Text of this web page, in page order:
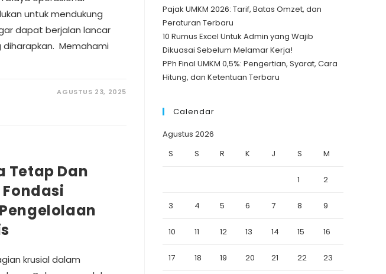
untuk mendukung
dapat berjalan lancar
Memahami
AGUSTUS 23, 2025
Tetap Dan
krusial dalam
Pajak UMKM 2026: Tarif, Batas Omzet, dan
Peraturan Terbaru
10 Rumus Excel Untuk Admin yang Wajib
Dikuasai Sebelum Melamar Kerja!
PPh Final UMKM 0,5%: Pengertian, Syarat, Cara
Hitung, dan Ketentuan Terbaru
Calendar
Agustus 2026
S
S R K J S M
1 2
3 4 5 6 7 8 9
10 11 12 13 14 15 16
17 18 19 20 21 22 23